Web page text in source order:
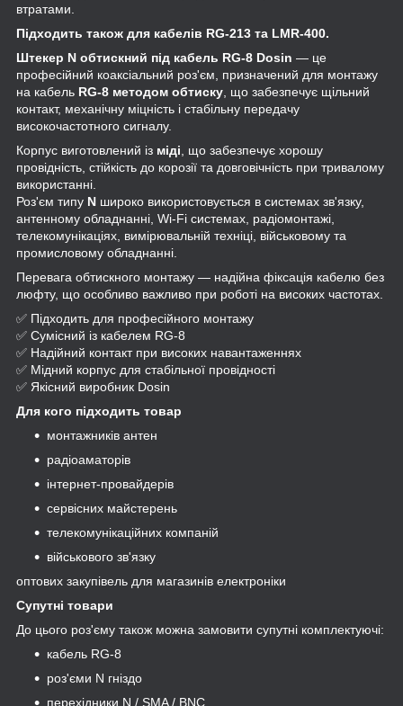
втратами.
Підходить також для кабелів RG-213 та LMR-400.
Штекер N обтискний під кабель RG-8 Dosin — це
професійний коаксіальний роз'єм, призначений для монтажу
на кабель RG-8 методом обтиску , що забезпечує щільний
контакт, механічну міцність і стабільну передачу
високочастотного сигналу.
Корпус виготовлений із міді , що забезпечує хорошу
провідність, стійкість до корозії та довговічність при тривалому
використанні.
Роз'єм типу N широко використовується в системах зв'язку,
антенному обладнанні, Wi-Fi системах, радіомонтажі,
телекомунікаціях, вимірювальній техніці, військовому та
промисловому обладнанні.
Перевага обтискного монтажу — надійна фіксація кабелю без
люфту, що особливо важливо при роботі на високих частотах.
✅ Підходить для професійного монтажу
✅ Сумісний із кабелем RG-8
✅ Надійний контакт при високих навантаженнях
✅ Мідний корпус для стабільної провідності
✅ Якісний виробник Dosin
Для кого підходить товар
монтажників антен
радіоаматорів
інтернет-провайдерів
сервісних майстерень
телекомунікаційних компаній
військового зв'язку
оптових закупівель для магазинів електроніки
Супутні товари
До цього роз'єму також можна замовити супутні комплектуючі:
кабель RG-8
роз'єми N гніздо
перехідники N / SMA / BNC